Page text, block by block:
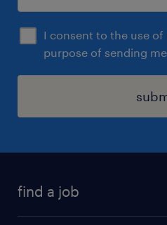
I consent to the use
purpose of sending
find a job